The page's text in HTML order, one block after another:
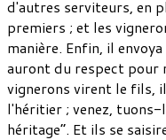
d'autres serviteurs, en
premiers ; et les
manière. Enfin, il
auront du respect pour
vignerons virent le fils,
l'héritier ; venez,
héritage”. Et ils se